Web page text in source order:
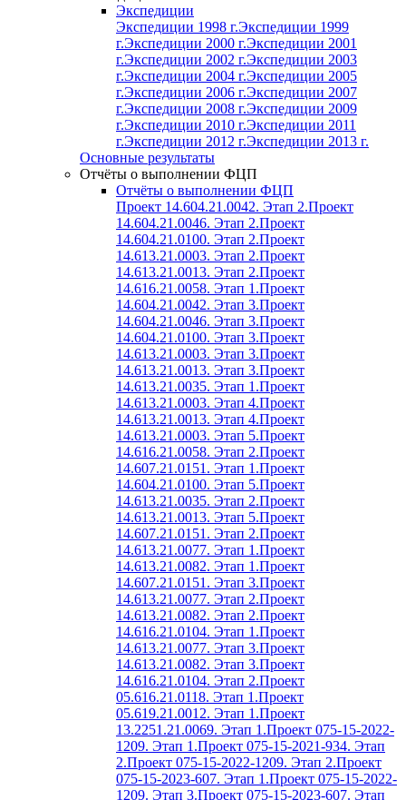
Экспедиции
Экспедиции 1998 г.Экспедиции 1999
г.Экспедиции 2000 г.Экспедиции 2001
г.Экспедиции 2002 г.Экспедиции 2003
г.Экспедиции 2004 г.Экспедиции 2005
г.Экспедиции 2006 г.Экспедиции 2007
г.Экспедиции 2008 г.Экспедиции 2009
г.Экспедиции 2010 г.Экспедиции 2011
г.Экспедиции 2012 г.Экспедиции 2013 г.
Основные результаты
Отчёты о выполнении ФЦП
Отчёты о выполнении ФЦП
Проект 14.604.21.0042. Этап 2.Проект
14.604.21.0046. Этап 2.Проект
14.604.21.0100. Этап 2.Проект
14.613.21.0003. Этап 2.Проект
14.613.21.0013. Этап 2.Проект
14.616.21.0058. Этап 1.Проект
14.604.21.0042. Этап 3.Проект
14.604.21.0046. Этап 3.Проект
14.604.21.0100. Этап 3.Проект
14.613.21.0003. Этап 3.Проект
14.613.21.0013. Этап 3.Проект
14.613.21.0035. Этап 1.Проект
14.613.21.0003. Этап 4.Проект
14.613.21.0013. Этап 4.Проект
14.613.21.0003. Этап 5.Проект
14.616.21.0058. Этап 2.Проект
14.607.21.0151. Этап 1.Проект
14.604.21.0100. Этап 5.Проект
14.613.21.0035. Этап 2.Проект
14.613.21.0013. Этап 5.Проект
14.607.21.0151. Этап 2.Проект
14.613.21.0077. Этап 1.Проект
14.613.21.0082. Этап 1.Проект
14.607.21.0151. Этап 3.Проект
14.613.21.0077. Этап 2.Проект
14.613.21.0082. Этап 2.Проект
14.616.21.0104. Этап 1.Проект
14.613.21.0077. Этап 3.Проект
14.613.21.0082. Этап 3.Проект
14.616.21.0104. Этап 2.Проект
05.616.21.0118. Этап 1.Проект
05.619.21.0012. Этап 1.Проект
13.2251.21.0069. Этап 1.Проект 075-15-2022-
1209. Этап 1.Проект 075-15-2021-934. Этап
2.Проект 075-15-2022-1209. Этап 2.Проект
075-15-2023-607. Этап 1.Проект 075-15-2022-
1209. Этап 3.Проект 075-15-2023-607. Этап